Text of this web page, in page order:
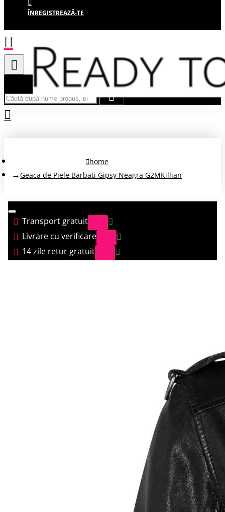
ÎNREGISTREAZĂ-TE
Căută după nume produs, brand...
home
Geaca de Piele Barbati Gipsy Neagra G2MKillian
Transport gratuit
Livrare cu verificare
14 zile retur gratuit